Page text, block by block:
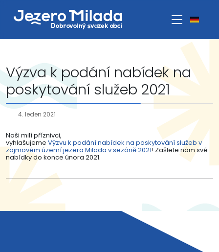
Výzva k podání nabídek na
poskytování služeb 2021
4. leden 2021
Naši milí příznivci,
vyhlašujeme Výzvu k podání nabídek na poskytování služeb v
zájmovém území jezera Milada v sezóně 2021! Zašlete nám své
nabídky do konce února 2021.